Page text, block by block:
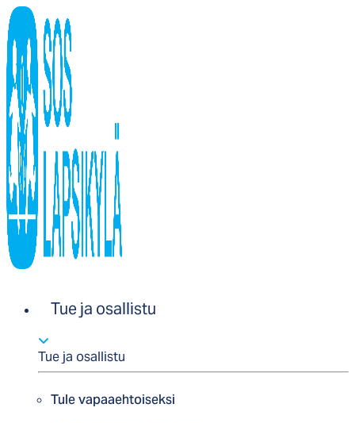
Tue ja osallistu
Tue ja osallistu
Tule vapaaehtoiseksi